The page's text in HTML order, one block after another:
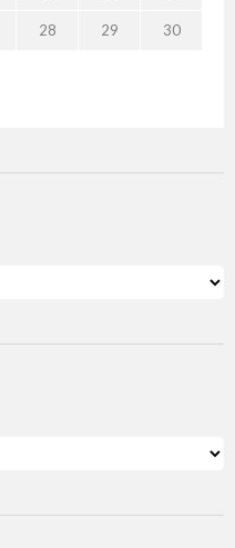
28 29 30